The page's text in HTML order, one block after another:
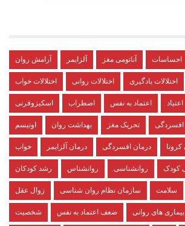
آرامش روان آلزایمر آناتومی مغز احساسات
اختلالات خواب اختلالات روانی اختلالات یادگیری
اسکیزوفرنی اضطراب اعتماد به نفس اعتیاد
اوتیسم بهداشت روان تحریک مغز
خواب درمان آلزایمر درمان افسردگی
رشد کودکان روانشناس روانشناسی کودک
زوال عقل سازمان نظام روان شناسی سلامت
شخصیت ضعف اعتماد به نفس بیماری های روانی